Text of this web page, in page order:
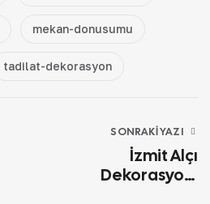
mekan-donusumu
tadilat-dekorasyon
SONRAKI YAZI
İzmit Alçı
Dekorasyon: